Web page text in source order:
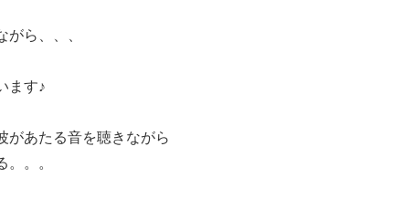
がら、、、
ます♪
があたる音を聴きながら
。。。